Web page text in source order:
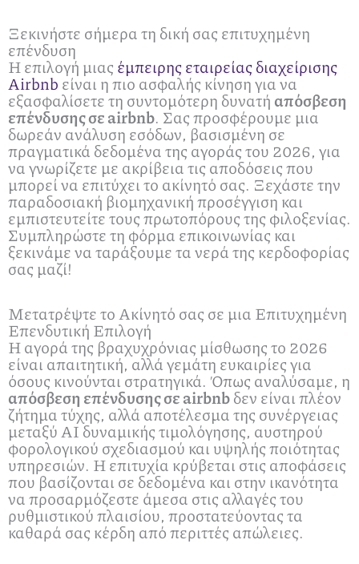
Ξεκινήστε σήμερα τη δική σας επιτυχημένη
επένδυση
Η επιλογή μιας έμπειρης εταιρείας διαχείρισης
Airbnb είναι η πιο ασφαλής κίνηση για να
εξασφαλίσετε τη συντομότερη δυνατή απόσβεση
επένδυσης σε airbnb. Σας προσφέρουμε μια
δωρεάν ανάλυση εσόδων, βασισμένη σε
πραγματικά δεδομένα της αγοράς του 2026, για
να γνωρίζετε με ακρίβεια τις αποδόσεις που
μπορεί να επιτύχει το ακίνητό σας. Ξεχάστε την
παραδοσιακή βιομηχανική προσέγγιση και
εμπιστευτείτε τους πρωτοπόρους της φιλοξενίας.
Συμπληρώστε τη φόρμα επικοινωνίας και
ξεκινάμε να ταράξουμε τα νερά της κερδοφορίας
σας μαζί!
Μετατρέψτε το Ακίνητό σας σε μια Επιτυχημένη
Επενδυτική Επιλογή
Η αγορά της βραχυχρόνιας μίσθωσης το 2026
είναι απαιτητική, αλλά γεμάτη ευκαιρίες για
όσους κινούνται στρατηγικά. Όπως αναλύσαμε, η
απόσβεση επένδυσης σε airbnbδεν είναι πλέον
ζήτημα τύχης, αλλά αποτέλεσμα της συνέργειας
μεταξύ AI δυναμικής τιμολόγησης, αυστηρού
φορολογικού σχεδιασμού και υψηλής ποιότητας
υπηρεσιών. Η επιτυχία κρύβεται στις αποφάσεις
που βασίζονται σε δεδομένα και στην ικανότητα
να προσαρμόζεστε άμεσα στις αλλαγές του
ρυθμιστικού πλαισίου, προστατεύοντας τα
καθαρά σας κέρδη από περιττές απώλειες.